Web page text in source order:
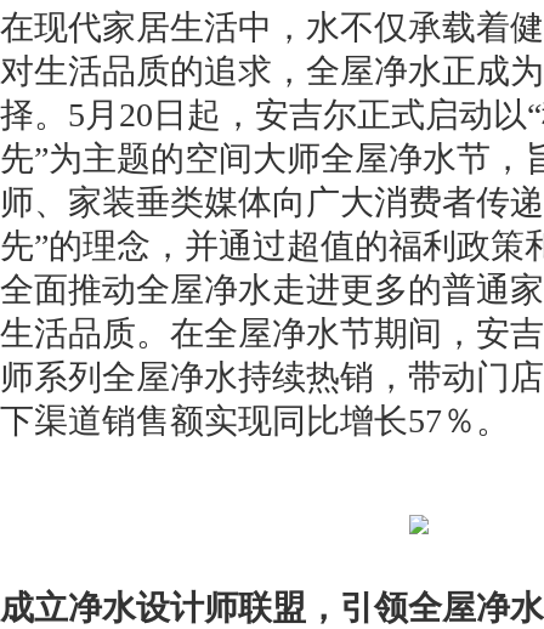
在现代家居生活中，水不仅承载着
对生活品质的追求，全屋净水正成
择。5月20日起，安吉尔正式启动以
先”为主题的空间大师全屋净水节，
师、家装垂类媒体向广大消费者传
先”的理念，并通过超值的福利政策
全面推动全屋净水走进更多的普通
生活品质。在全屋净水节期间，安
师系列全屋净水持续热销，带动门
下渠道销售额实现同比增长57％。
成立净水设计师联盟，引领全屋净